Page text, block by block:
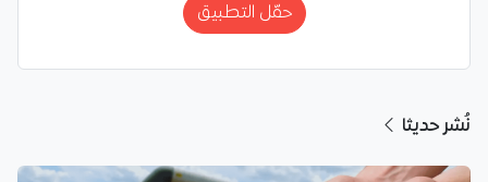
حمّل التطبيق
نُشر حديثا